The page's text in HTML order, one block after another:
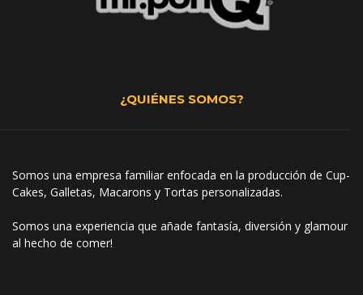
¿QUIÉNES SOMOS?
Somos una empresa familiar enfocada en la producción de Cup-
Cakes, Galletas, Macarons y Tortas personalizadas.
Somos una experiencia que añade fantasía, diversión y glamour
al hecho de comer!